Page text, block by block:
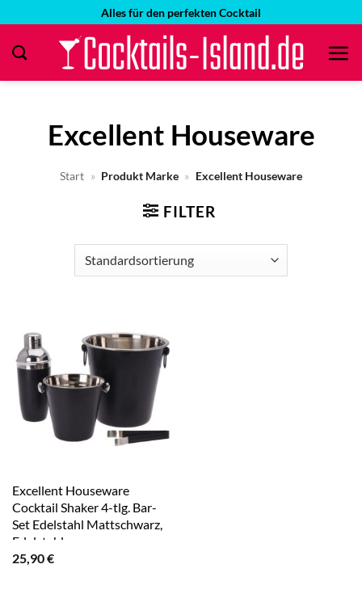
springen
Alles für den perfekten Cocktail
Excellent Houseware
Start » Produkt Marke » Excellent Houseware
FILTER
Excellent Houseware
Cocktail Shaker 4-tlg. Bar-
Set Edelstahl Mattschwarz,
Edelstahl
25,90€